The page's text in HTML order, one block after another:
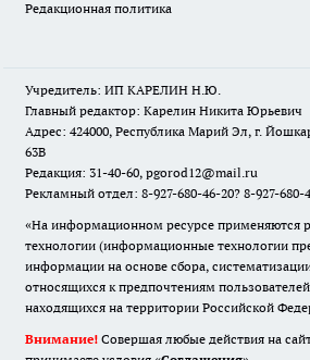
Редакционная политика
Учредитель: ИП КАРЕЛИН Н.Ю.
Главный редактор: Карелин Никита Юрьевич
Адрес: 424000, Республика Марий Эл, г.
63В
Редакция: 31-40-60, pgorod12@mail.ru
Рекламный отдел: 8-927-680-46-20? 8-927-
«На информационном ресурсе применяются
технологии (информационные технологии
информации на основе сбора,
относящихся к предпочтениям
находящихся на территории Российской
Внимание! Совершая любые действия на